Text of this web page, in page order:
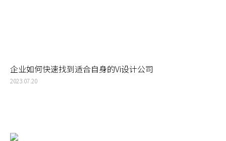
企业如何快速找到适合自身的Vi设计公司
2023.07.20